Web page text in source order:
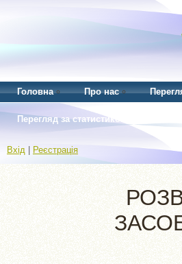
Головна Про нас
Перегляд за статистикою
Вхід Реєстрація